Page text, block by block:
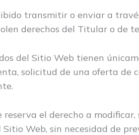
transmitir o enviar a
derechos del Titular o de
del Sitio Web tienen
solicitud de una oferta de
reserva el derecho a
Web, sin necesidad de